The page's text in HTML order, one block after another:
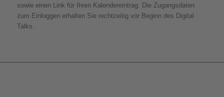
sowie einen Link für Ihren Kalendereintrag. Die Zugangsdaten
zum Einloggen erhalten Sie rechtzeitig vor Beginn des Digital
Talks.